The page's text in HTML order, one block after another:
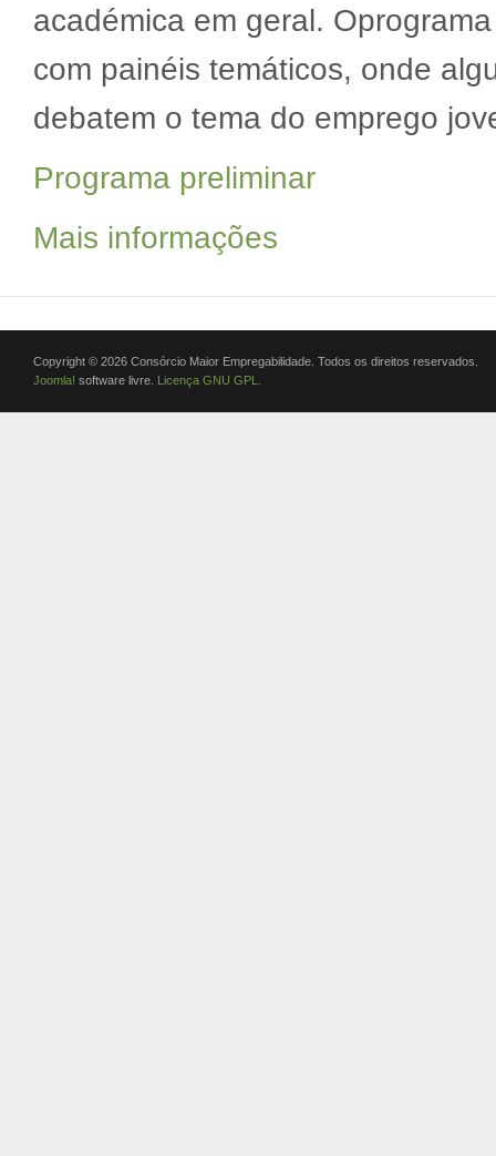
académica em geral.
com painéis temáticos, onde
debatem o tema do emprego
Programa preliminar
Mais informações
Copyright © 2026 Consórcio Maior Empregabilidade. Todos os direitos reservados.
Joomla! software livre. Licença GNU GPL.